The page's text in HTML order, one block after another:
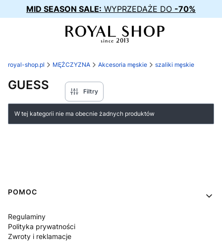
MID SEASON SALE: WYPRZEDAŻE DO -70%
royal-shop.pl MĘŻCZYZNA Akcesoria męskie szaliki męskie
GUESS Filtry
Lista produktów
W tej kategorii nie ma obecnie żadnych produktów
Linki w stopce
POMOC
Regulaminy
Polityka prywatności
Zwroty i reklamacje